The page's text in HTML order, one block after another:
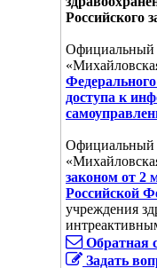
Российского
Официальный
доступа к
Официальный
законом от 2
Российской
учреждения
Обратная
Задать